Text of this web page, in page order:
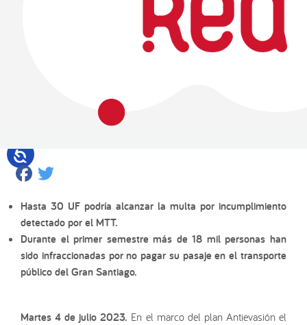
Facebook
Hasta 30 UF podría alcanzar la multa por incumplimiento
detectado por el MTT.
Durante el primer semestre más de 18 mil personas han
sido infraccionadas por no pagar su pasaje en el transporte
público del Gran Santiago.
Martes 4 de julio 2023. En el marco del plan Antievasión el